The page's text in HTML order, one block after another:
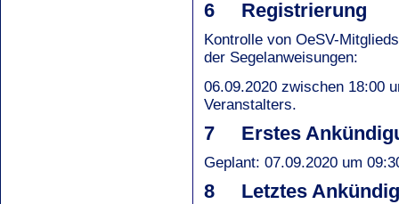
6 Registrierung
Kontrolle von OeSV-
der
06.09.2020 zwischen 18:00
Veranstalters.
7 Erstes
Geplant: 07.09.2020 um
8 Letztes